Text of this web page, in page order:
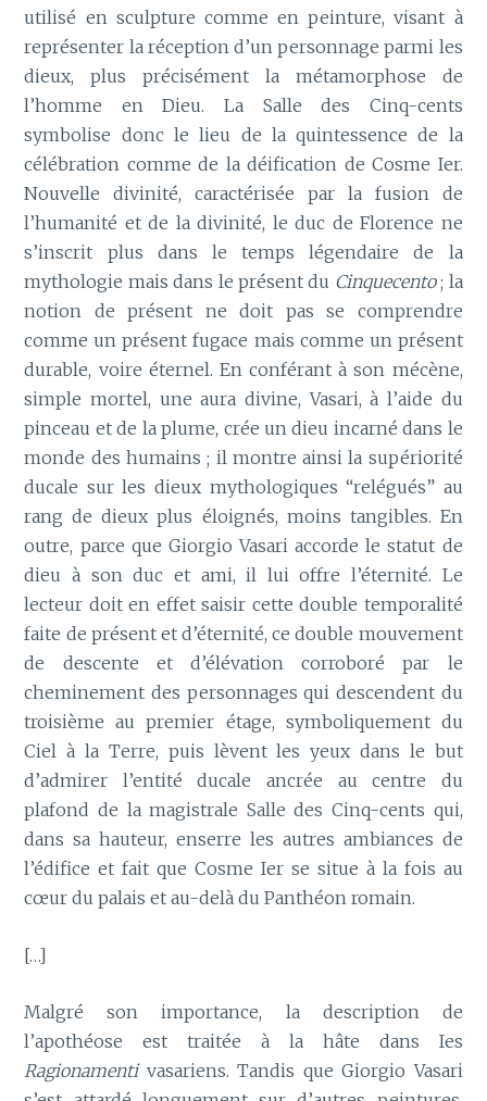
utilisé en sculpture comme en peinture, visant à
représenter la réception d’un personnage parmi les
dieux, plus précisément la métamorphose de
l’homme en Dieu. La Salle des Cinq-cents
symbolise donc le lieu de la quintessence de la
célébration comme de la déification de Cosme Ier.
Nouvelle divinité, caractérisée par la fusion de
l’humanité et de la divinité, le duc de Florence ne
s’inscrit plus dans le temps légendaire de la
mythologie mais dans le présent du Cinquecento; la
notion de présent ne doit pas se comprendre
comme un présent fugace mais comme un présent
durable, voire éternel. En conférant à son mécène,
simple mortel, une aura divine, Vasari, à l’aide du
pinceau et de la plume, crée un dieu incarné dans le
monde des humains ; il montre ainsi la supériorité
ducale sur les dieux mythologiques “relégués” au
rang de dieux plus éloignés, moins tangibles. En
outre, parce que Giorgio Vasari accorde le statut de
dieu à son duc et ami, il lui offre l’éternité. Le
lecteur doit en effet saisir cette double temporalité
faite de présent et d’éternité, ce double mouvement
de descente et d’élévation corroboré par le
cheminement des personnages qui descendent du
troisième au premier étage, symboliquement du
Ciel à la Terre, puis lèvent les yeux dans le but
d’admirer l’entité ducale ancrée au centre du
plafond de la magistrale Salle des Cinq-cents qui,
dans sa hauteur, enserre les autres ambiances de
l’édifice et fait que Cosme Ier se situe à la fois au
cœur du palais et au-delà du Panthéon romain.
[…]
Malgré son importance, la description de
l’apothéose est traitée à la hâte dans Ies
Ragionamentivasariens. Tandis que Giorgio Vasari